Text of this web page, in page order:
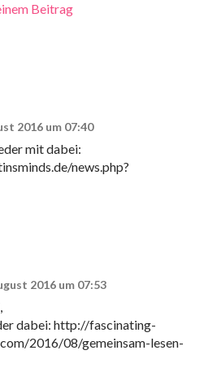
Beitrag
2016 um 07:40
mit dabei:
news.php?
2016 um 07:53
dabei: http://fascinating-
2016/08/gemeinsam-lesen-